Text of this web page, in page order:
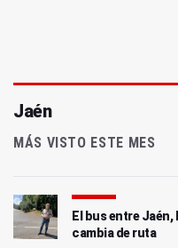
Jaén
MÁS VISTO ESTE MES
El bus entre
cambia de ruta